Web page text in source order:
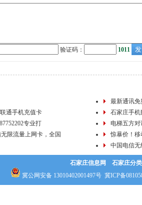
验证码： 1011
最新通讯
通手机充值卡
石家庄手机
专业打
电梯五方
限流量上网卡，全国
惊暴价！
中国电信
石家庄信息网
石家庄分
冀公网安备 13010402001497号 冀ICP备